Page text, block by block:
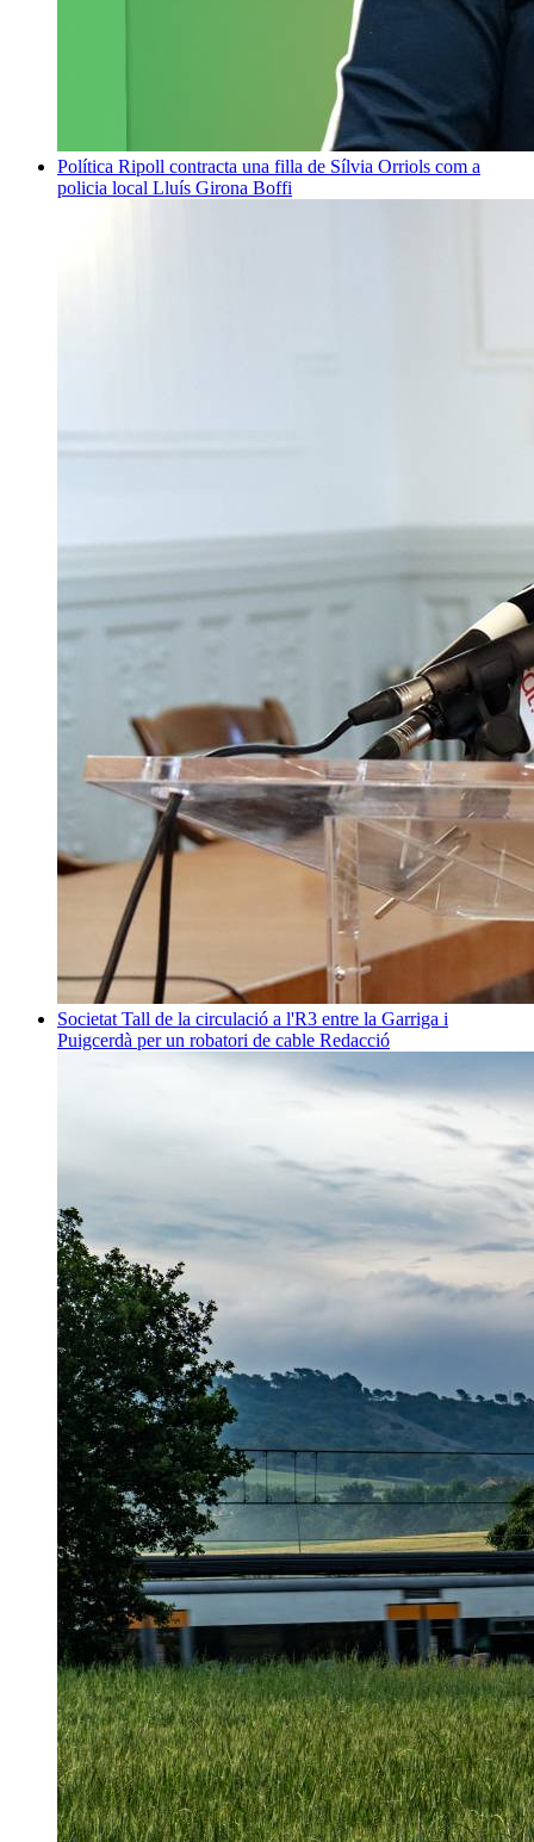
Política Ripoll contracta una filla de Sílvia Orriols com a
policia local Lluís Girona Boffi
Societat Tall de la circulació a l'R3 entre la Garriga i
Puigcerdà per un robatori de cable Redacció